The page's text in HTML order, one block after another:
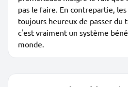
pas le faire. En contrepartie,
toujours heureux de passer du
c'est vraiment un système
monde.